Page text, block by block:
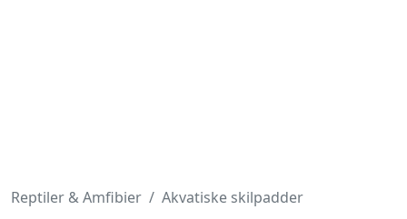
Reptiler & Amfibier Akvatiske skilpadder